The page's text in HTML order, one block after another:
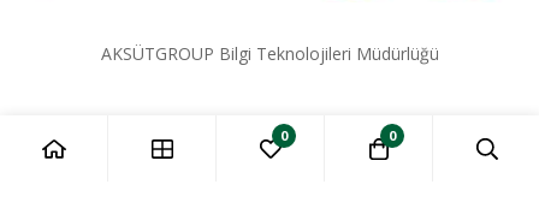
AKSÜTGROUP Bilgi Teknolojileri Müdürlüğü
0 0